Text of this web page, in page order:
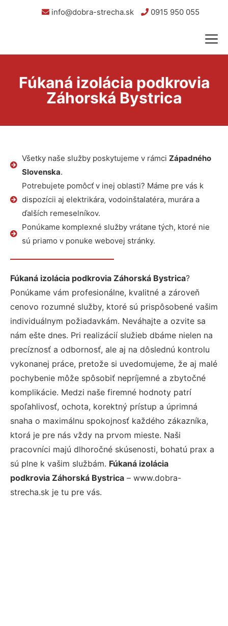
info@dobra-strecha.sk 0915 950 055
Fúkaná izolácia podkrovia
Záhorská Bystrica
Všetky naše služby poskytujeme v rámci Západného
Slovenska.
Potrebujete pomôcť v inej oblasti? Máme pre vás k
dispozícii aj elektrikára, vodoinštalatéra, murára a
ďalších remeselníkov.
Ponúkame komplexné služby vrátane tých, ktoré nie
sú priamo v ponuke webovej stránky.
Fúkaná izolácia podkrovia Záhorská Bystrica?
Ponúkame vám profesionálne, kvalitné a zároveň
cenovo rozumné služby, ktoré sú prispôsobené vašim
individuálnym požiadavkám. Neváhajte a ozvite sa
nám ešte dnes. Pri realizácií služieb dbáme nielen na
precíznosť a odbornosť, ale aj na dôslednú kontrolu
vykonanej práce, pretože si uvedomujeme, že aj malé
pochybenie môže spôsobiť nepríjemné a zbytočné
komplikácie. Medzi naše firemné hodnoty patrí
spoľahlivosť, ochota, korektný prístup a úprimná
snaha o maximálnu spokojnosť každého zákazníka,
ktorá je pre nás vždy na prvom mieste. Naši
pracovníci majú dlhoročné skúsenosti, bohatú prax a
sú plne k vašim službám. Fúkaná izolácia
podkrovia Záhorská Bystrica – www.dobra-
strecha.sk je tu pre vás.